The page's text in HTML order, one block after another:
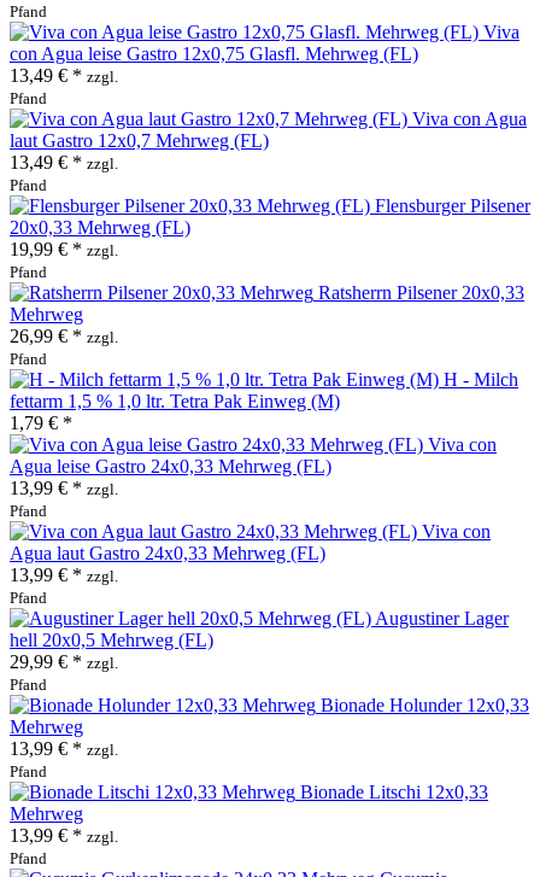
Pfand
Viva
con Agua leise Gastro 12x0,75 Glasfl. Mehrweg (FL)
13,49 € * zzgl.
Pfand
Viva con Agua
laut Gastro 12x0,7 Mehrweg (FL)
13,49 € * zzgl.
Pfand
Flensburger Pilsener
20x0,33 Mehrweg (FL)
19,99 € * zzgl.
Pfand
Ratsherrn Pilsener 20x0,33
Mehrweg
26,99 € * zzgl.
Pfand
H - Milch
fettarm 1,5 % 1,0 ltr. Tetra Pak Einweg (M)
1,79 € *
Viva con
Agua leise Gastro 24x0,33 Mehrweg (FL)
13,99 € * zzgl.
Pfand
Viva con
Agua laut Gastro 24x0,33 Mehrweg (FL)
13,99 € * zzgl.
Pfand
Augustiner Lager
hell 20x0,5 Mehrweg (FL)
29,99 € * zzgl.
Pfand
Bionade Holunder 12x0,33
Mehrweg
13,99 € * zzgl.
Pfand
Bionade Litschi 12x0,33
Mehrweg
13,99 € * zzgl.
Pfand